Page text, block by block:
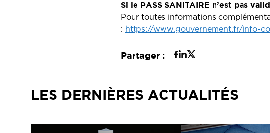
Si le PASS SANITAIRE n’est pas
Pour toutes informations
: https://www.gouvernement.fr/info-
Partager :
LES DERNIÈRES ACTUALITÉS